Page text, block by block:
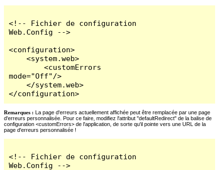
<!-- Fichier de configuration
Web.Config -->
<configuration>
    <system.web>
        <customErrors
mode="Off"/>
    </system.web>
</configuration>
Remarques : La page d'erreurs actuellement affichée peut être remplacée par une page
d'erreurs personnalisée. Pour ce faire, modifiez l'attribut "defaultRedirect" de la balise de
configuration <customErrors> de l'application, de sorte qu'il pointe vers une URL de la
page d'erreurs personnalisée !
<!-- Fichier de configuration
Web.Config -->